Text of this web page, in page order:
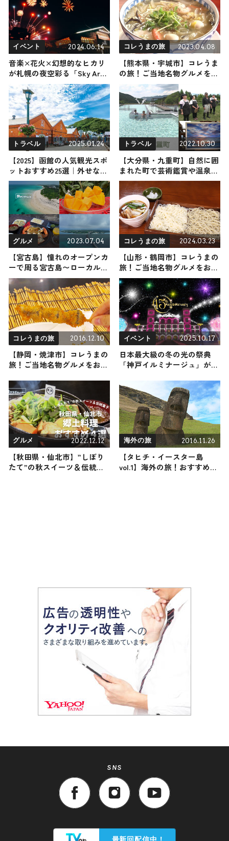
イベント 2024.06.14
音楽×花火×幻想的なヒカリ
が札幌の夜空彩る「Sky Art
Night Sapporo」8月24日に
開催
コレうまの旅 2023.04.08
【熊本県・宇城市】コレうま
の旅！ご当地名物グルメをお
トラベル 2025.01.24
【2025】函館の人気観光スポ
ットおすすめ25選｜外せない
定番・名所から穴場まで見ど
ころ満載の観光地を紹介
トラベル 2022.10.30
【大分県・九重町】自然に囲
まれた町で芸術鑑賞や温泉
も！おすすめ観光スポット3
選
グルメ 2023.07.04
【宮古島】憧れのオープンカ
ーで周る宮古島〜ローカルグ
ルメやアクティビティなど幅
広くご紹介〜
コレうまの旅 2024.03.23
【山形・鶴岡市】コレうまの
旅！ご当地名物グルメをお届
け
コレうまの旅 2016.12.10
【静岡・焼津市】コレうまの
旅！ご当地名物グルメをお届
イベント 2025.10.17
日本最大級の冬の光の祭典
「神戸イルミナージュ」が10
やハートのアーチが織りなす
世界に心奪われる
グルメ 2022.12.12
【秋田県・仙北市】”しぼり
たて”の秋スイーツ＆伝統菓
海外の旅 2016.11.26
【タヒチ・イースター島
vol.1】海外の旅！おすすめ観
SNS